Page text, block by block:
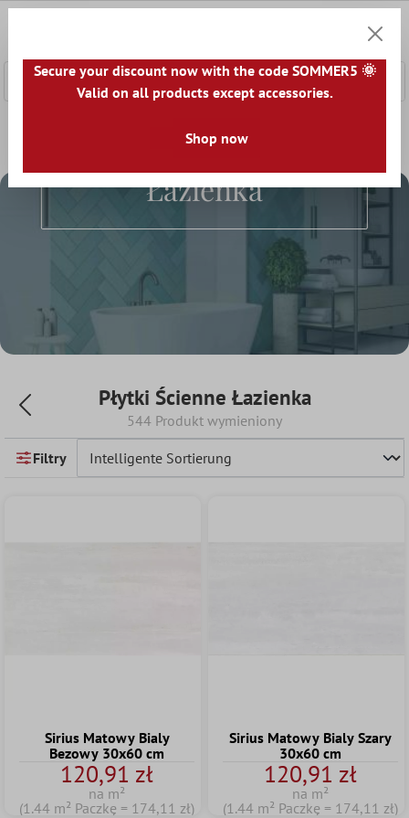
Koszyk
Płytki Ścienne Łazienka
Płytki Ścienne
Łazienka
Płytki Ścienne Łazienka
544 Produkt wymieniony
Filtry
Sirius Matowy Bialy
Bezowy 30x60 cm
120,91 zł
na m²
(1.44 m² Paczkę = 174,11 zł)
Sirius Matowy Bialy Szary
30x60 cm
120,91 zł
na m²
(1.44 m² Paczkę = 174,11 zł)
Secure your discount now with the code SOMMER5 🌞
Valid on all products except accessories.
Shop now